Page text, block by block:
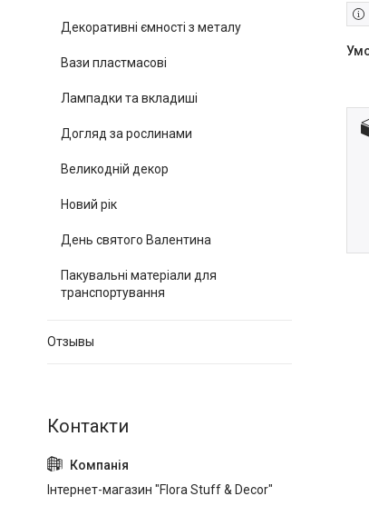
Декоративні ємності з металу
Вази пластмасові
Лампадки та вкладиші
Догляд за рослинами
Великодній декор
Новий рік
День святого Валентина
Пакувальні матеріали для
транспортування
Отзывы
Інтернет-магазин "Flora Stuff & Decor"